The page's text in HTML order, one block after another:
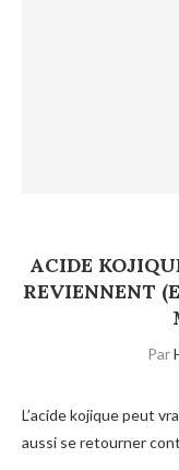
ACIDE
REVIENNENT
Par
L’acide kojique peut
aussi se retourner